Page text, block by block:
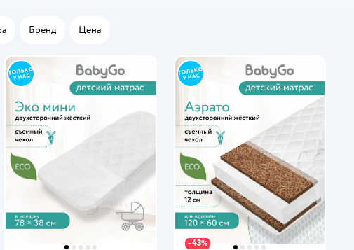
Бренд Цена
−43%